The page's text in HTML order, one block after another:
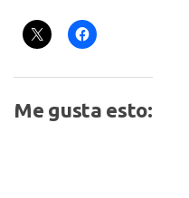
Me gusta esto: